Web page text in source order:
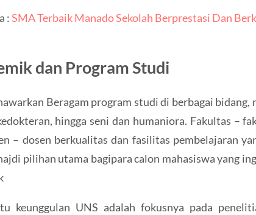
:SMA Terbaik Manado Sekolah Berprestasi Dan
dan Program Studi
Beragam program studi di berbagai bidang,
hingga seni dan humaniora. Fakultas –
– dosen berkualitas dan fasilitas pembelajaran
pilihan utama bagipara calon mahasiswa yang
keunggulan UNS adalah fokusnya pada